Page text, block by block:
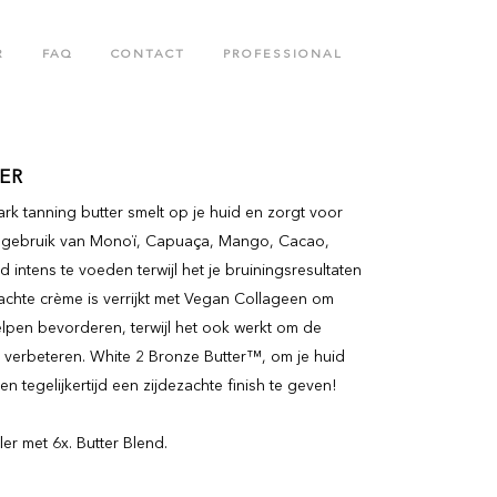
COLLAGENETICS COLLECTION
FAQ CONTACT PROFESSIONAL
tanning butter smelt op je huid en zorgt voor
van Monoï, Capuaça, Mango, Cacao,
intens te voeden terwijl het je bruiningsresultaten
crème is verrijkt met Vegan Collageen om
bevorderen, terwijl het ook werkt om de
White 2 Bronze Butter™, om je huid
tegelijkertijd een zijdezachte finish te geven!
met 6x. Butter Blend.